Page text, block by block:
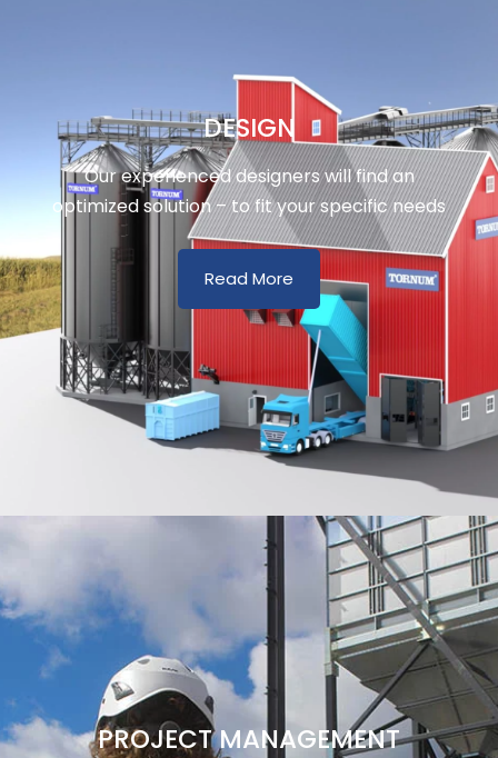
DESIGN
Our experienced designers will find an
optimized solution – to fit your specific needs
Read More
PROJECT MANAGEMENT